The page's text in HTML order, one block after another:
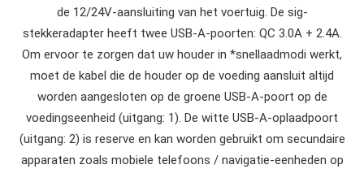
de 12/24V-aansluiting van het voertuig. De sig-
stekkeradapter heeft twee USB-A-poorten: QC 3.0A + 2.4A.
Om ervoor te zorgen dat uw houder in *snellaadmodi werkt,
moet de kabel die de houder op de voeding aansluit altijd
worden aangesloten op de groene USB-A-poort op de
voedingseenheid (uitgang: 1). De witte USB-A-oplaadpoort
(uitgang: 2) is reserve en kan worden gebruikt om secundaire
apparaten zoals mobiele telefoons / navigatie-eenheden op